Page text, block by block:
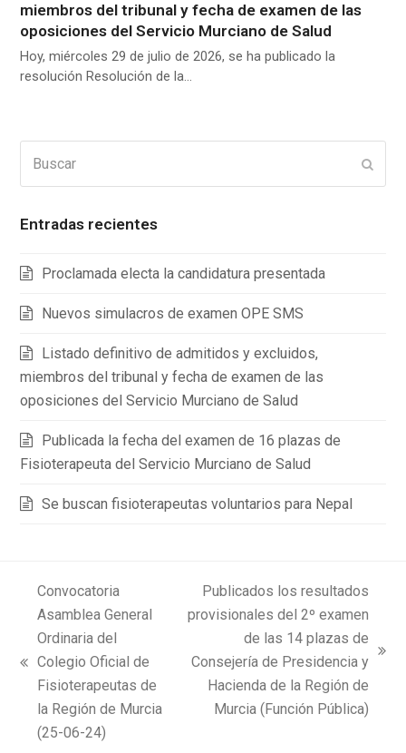
miembros del tribunal y fecha de examen de las
oposiciones del Servicio Murciano de Salud
Hoy, miércoles 29 de julio de 2026, se ha publicado la
resolución Resolución de la…
Entradas recientes
Proclamada electa la candidatura presentada
Nuevos simulacros de examen OPE SMS
Listado definitivo de admitidos y excluidos,
miembros del tribunal y fecha de examen de las
oposiciones del Servicio Murciano de Salud
Publicada la fecha del examen de 16 plazas de
Fisioterapeuta del Servicio Murciano de Salud
Se buscan fisioterapeutas voluntarios para Nepal
previous
post:
Convocatoria
Asamblea General
Ordinaria del
Colegio Oficial de
Fisioterapeutas de
la Región de Murcia
(25-06-24)
next
post:
Publicados los resultados
provisionales del 2º examen
de las 14 plazas de
Consejería de Presidencia y
Hacienda de la Región de
Murcia (Función Pública)